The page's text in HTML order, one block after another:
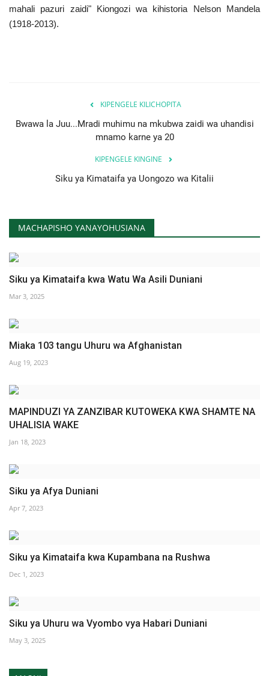
Wadhamini
mahali pazuri zaidi" Kiongozi wa kihistoria Nelson Mandela
(1918-2013).
KIPENGELE KILICHOPITA
Bwawa la Juu...Mradi muhimu na mkubwa zaidi wa uhandisi
mnamo karne ya 20
KIPENGELE KINGINE
Siku ya Kimataifa ya Uongozo wa Kitalii
MACHAPISHO YANAYOHUSIANA
Siku ya Kimataifa kwa Watu Wa Asili Duniani
Mar 3, 2025
Miaka 103 tangu Uhuru wa Afghanistan
Aug 19, 2023
MAPINDUZI YA ZANZIBAR KUTOWEKA KWA SHAMTE NA
UHALISIA WAKE
Jan 18, 2023
Siku ya Afya Duniani
Apr 7, 2023
Siku ya Kimataifa kwa Kupambana na Rushwa
Dec 1, 2023
Siku ya Uhuru wa Vyombo vya Habari Duniani
May 3, 2025